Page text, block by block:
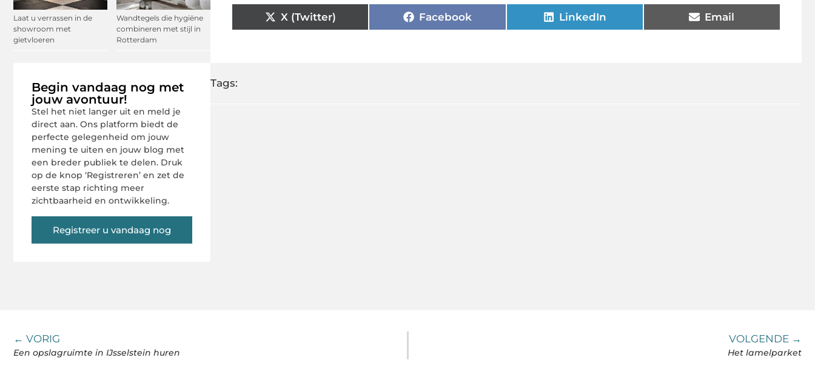
Laat u verrassen in de
showroom met
gietvloeren
Wandtegels die hygiëne
combineren met stijl in
Rotterdam
Begin vandaag nog met
jouw avontuur!
Stel het niet langer uit en meld je
direct aan. Ons platform biedt de
perfecte gelegenheid om jouw
mening te uiten en jouw blog met
een breder publiek te delen. Druk
op de knop ‘Registreren’ en zet de
eerste stap richting meer
zichtbaarheid en ontwikkeling.
Registreer u vandaag nog
X (Twitter) Facebook LinkedIn Email
Tags:
← VORIG
Een opslagruimte in IJsselstein huren
VOLGENDE →
Het lamelparket